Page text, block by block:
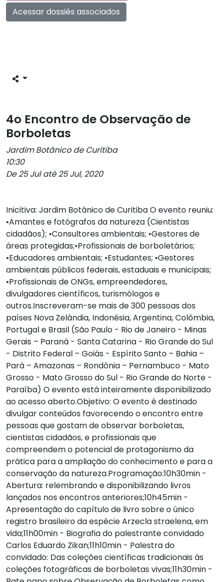
Acessar dossiês associados
4o Encontro de Observação de
Borboletas
Jardim Botânico de Curitiba
10:30
De 25 Jul até 25 Jul, 2020
Inicitiva: Jardim Botânico de Curitiba O evento reuniu:
•Amantes e fotógrafos da natureza (Cientistas
cidadãos); •Consultores ambientais; •Gestores de
áreas protegidas;•Profissionais de borboletários;
•Educadores ambientais; •Estudantes; •Gestores
ambientais públicos federais, estaduais e municipais;
•Profissionais de ONGs, empreendedores,
divulgadores científicos, turismólogos e
outros.Inscreveram-se mais de 300 pessoas dos
países Nova Zelândia, Indonésia, Argentina, Colômbia,
Portugal e Brasil (São Paulo - Rio de Janeiro - Minas
Gerais – Paraná - Santa Catarina - Rio Grande do Sul
- Distrito Federal – Goiás - Espírito Santo – Bahia –
Pará – Amazonas – Rondônia – Pernambuco - Mato
Grosso - Mato Grosso do Sul - Rio Grande do Norte -
Paraíba) O evento está inteiramente disponibilizado
ao acesso aberto.Objetivo: O evento é destinado
divulgar conteúdos favorecendo o encontro entre
pessoas que gostam de observar borboletas,
cientistas cidadãos, e profissionais que
compreendem o potencial de protagonismo da
prática para a ampliação do conhecimento e para a
conservação da natureza.Programação:10h30min -
Abertura: relembrando e disponibilizando livros
lançados nos encontros anteriores;10h45min -
Apresentação do capítulo de livro sobre o único
registro brasileiro da espécie Arzecla straelena, em
vida;11h00min - Biografia do palestrante convidado
Carlos Eduardo Zikan;11h10min - Palestra do
convidado: Das coleções científicas tradicionais às
coleções fotográficas de borboletas vivas;11h30min -